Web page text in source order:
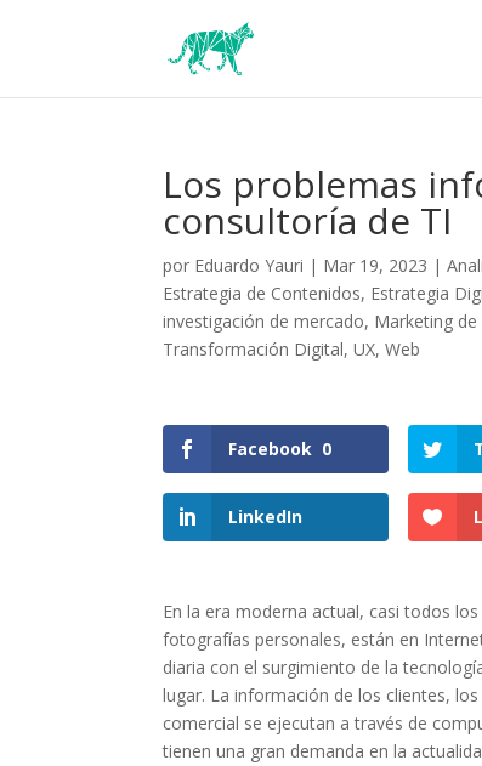
Los problemas
consultoría de TI
por Eduardo Yauri | Mar 19, 2023 |
Estrategia de Contenidos, Estrategia
investigación de mercado, Marketing
Transformación Digital,UX,Web
Facebook 0
LinkedIn
En la era moderna actual, casi todos
fotografías personales, están en
diaria con el surgimiento de la
lugar. La información de los clientes,
comercial se ejecutan a través de
tienen una gran demanda en la